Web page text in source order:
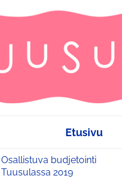
Etusivu
Osallistuva budjetointi
Tuusulassa 2019